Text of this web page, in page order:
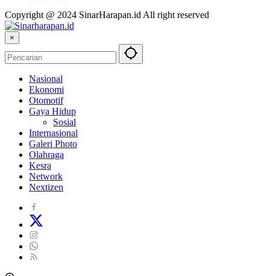
Copyright @ 2024 SinarHarapan.id All right reserved
×
Nasional
Ekonomi
Otomotif
Gaya Hidup
Sosial
Internasional
Galeri Photo
Olahraga
Kesra
Network
Nextizen